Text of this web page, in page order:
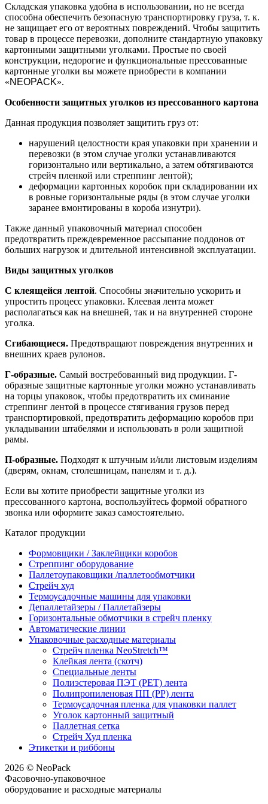
Складская упаковка удобна в использовании, но не всегда
способна обеспечить безопасную транспортировку груза, т. к.
не защищает его от вероятных повреждений. Чтобы защитить
товар в процессе перевозки, дополните стандартную упаковку
картонными защитными уголками. Простые по своей
конструкции, недорогие и функциональные прессованные
картонные уголки вы можете приобрести в компании
«NEOPACK».
Особенности защитных уголков из прессованного картона
Данная продукция позволяет защитить груз от:
нарушений целостности края упаковки при хранении и
перевозки (в этом случае уголки устанавливаются
горизонтально или вертикально, а затем обтягиваются
стрейч пленкой или стреппинг лентой);
деформации картонных коробок при складировании их
в ровные горизонтальные ряды (в этом случае уголки
заранее вмонтированы в короба изнутри).
Также данный упаковочный материал способен
предотвратить преждевременное рассыпание поддонов от
больших нагрузок и длительной интенсивной эксплуатации.
Виды защитных уголков
С клеящейся лентой. Способны значительно ускорить и
упростить процесс упаковки. Клеевая лента может
располагаться как на внешней, так и на внутренней стороне
уголка.
Сгибающиеся. Предотвращают повреждения внутренних и
внешних краев рулонов.
Г-образные. Самый востребованный вид продукции. Г-
образные защитные картонные уголки можно устанавливать
на торцы упаковок, чтобы предотвратить их сминание
стреппинг лентой в процессе стягивания грузов перед
транспортировкой, предотвратить деформацию коробов при
укладывании штабелями и использовать в роли защитной
рамы.
П-образные. Подходят к штучным и/или листовым изделиям
(дверям, окнам, столешницам, панелям и т. д.).
Если вы хотите приобрести защитные уголки из
прессованного картона, воспользуйтесь формой обратного
звонка или оформите заказ самостоятельно.
Каталог продукции
Формовщики / Заклейщики коробов
Стреппинг оборудование
Паллетоупаковщики /паллетообмотчики
Стрейч худ
Термоусадочные машины для упаковки
Депаллетайзеры / Паллетайзеры
Горизонтальные обмотчики в стрейч пленку
Автоматические линии
Упаковочные расходные материалы
Стрейч пленка NeoStretch™
Клейкая лента (скотч)
Специальные ленты
Полиэстеровая ПЭТ (PET) лента
Полипропиленовая ПП (PP) лента
Термоусадочная пленка для упаковки паллет
Уголок картонный защитный
Паллетная сетка
Стрейч Худ пленка
Этикетки и риббоны
2026 © NeoPack
Фасовочно-упаковочное
оборудование и расходные материалы